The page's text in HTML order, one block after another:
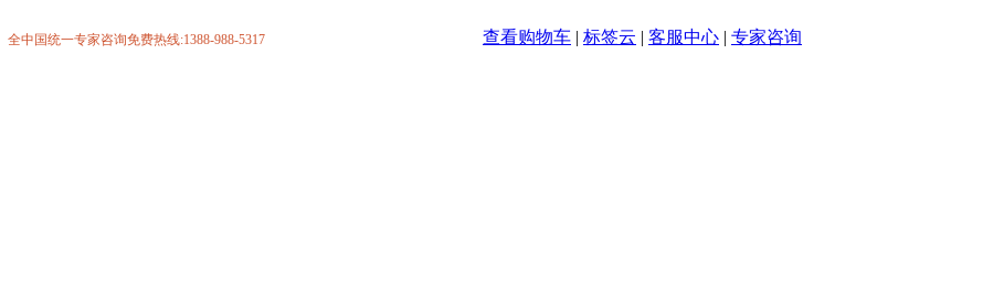
中国统一专家咨询免费热线:1388-988-5317 查看购物车 | 标签云 | 客服中心 | 专家咨询